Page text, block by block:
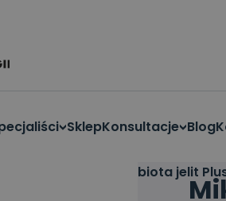
SklepKonsultacje Blog
Mikrobiota jelit